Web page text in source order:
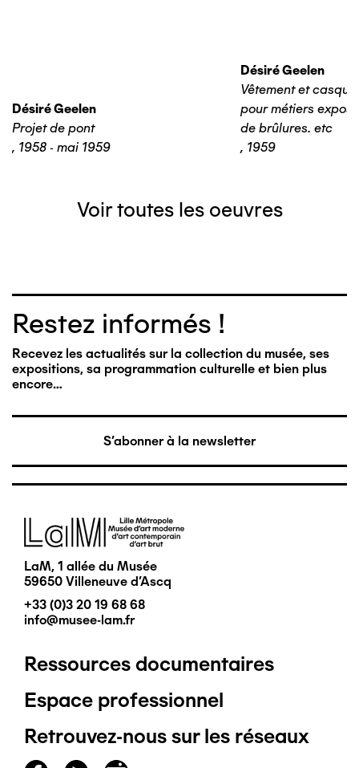
Désiré Geelen
Projet de pont
, 1958 - mai 1959
Désiré Geelen
Vêtement et
pour métiers
de brûlures. etc
, 1959
Voir toutes les oeuvres
Restez informés !
Recevez les actualités sur la collection du musée, ses
expositions, sa programmation culturelle et bien plus
encore…
S'abonner à la newsletter
Image
LaM, 1 allée du Musée
59650 Villeneuve d'Ascq
+33 (0)3 20 19 68 68
info@musee-lam.fr
Pied
de
page
Ressources documentaires
Espace professionnel
Retrouvez-nous sur les réseaux